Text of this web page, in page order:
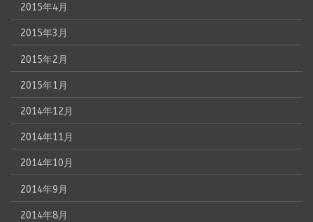
2015年4月
2015年3月
2015年2月
2015年1月
2014年12月
2014年11月
2014年10月
2014年9月
2014年8月